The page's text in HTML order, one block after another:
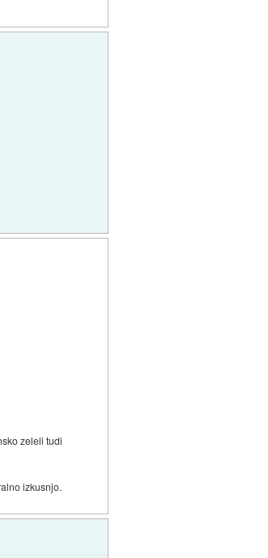
zeleli tudi
izkusnjo.